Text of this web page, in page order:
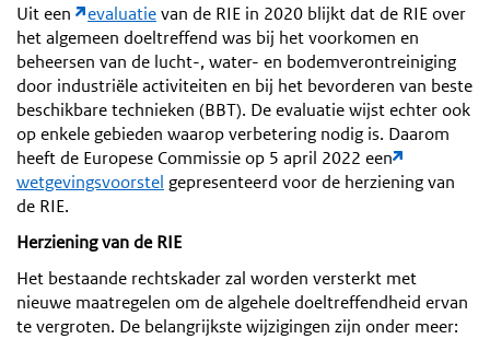
Uit een
evaluatievan de RIE in 2020 blijkt dat de RIE over
het algemeen doeltreffend was bij het voorkomen en
beheersen van de lucht-, water- en bodemverontreiniging
door industriële activiteiten en bij het bevorderen van beste
beschikbare technieken (BBT). De evaluatie wijst echter ook
op enkele gebieden waarop verbetering nodig is. Daarom
heeft de Europese Commissie op 5 april 2022 een
wetgevingsvoorstel gepresenteerd voor de herziening van
de RIE.
Herziening van de RIE
Het bestaande rechtskader zal worden versterkt met
nieuwe maatregelen om de algehele doeltreffendheid ervan
te vergroten. De belangrijkste wijzigingen zijn onder meer: